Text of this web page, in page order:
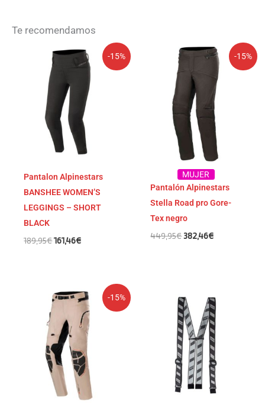
Te recomendamos
-15%
Pantalon Alpinestars
BANSHEE WOMEN’S
LEGGINGS – SHORT
BLACK
189,95€
El
precio
era:
189,95€.
161,46€
El
precio
actual
es:
161,46€.
-15%
MUJER
Pantalón Alpinestars
Stella Road pro Gore-
Tex negro
449,95€
El
original
era:
449,95€.
382,46€
El
precio
actual
es:
382,46€.
-15%
El
precio
original
era:
489,95€.
El
precio
actual
es:
416,46€.